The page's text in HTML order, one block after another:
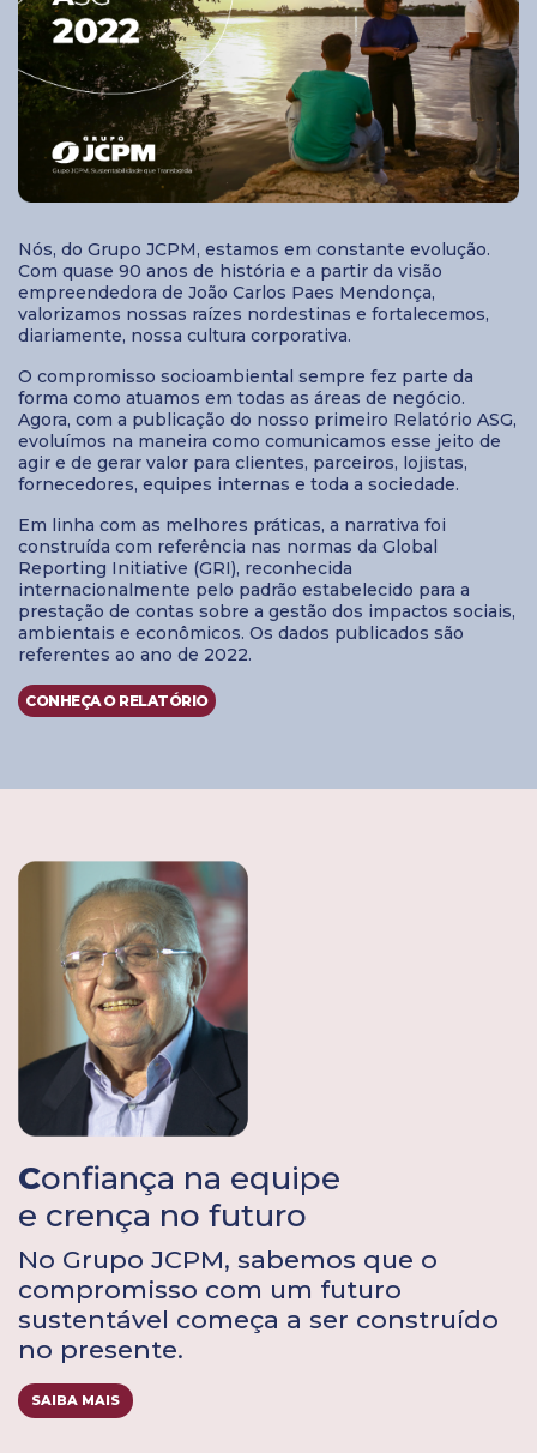
Nós, do Grupo JCPM, estamos em constante evolução.
Com quase 90 anos de história e a partir da visão
empreendedora de João Carlos Paes Mendonça,
valorizamos nossas raízes nordestinas e fortalecemos,
diariamente, nossa cultura corporativa.
O compromisso socioambiental sempre fez parte da
forma como atuamos em todas as áreas de negócio.
Agora, com a publicação do nosso primeiro Relatório ASG,
evoluímos na maneira como comunicamos esse jeito de
agir e de gerar valor para clientes, parceiros, lojistas,
fornecedores, equipes internas e toda a sociedade.
Em linha com as melhores práticas, a narrativa foi
construída com referência nas normas da Global
Reporting Initiative (GRI), reconhecida
internacionalmente pelo padrão estabelecido para a
prestação de contas sobre a gestão dos impactos sociais,
ambientais e econômicos. Os dados publicados são
referentes ao ano de 2022.
CONHEÇA O RELATÓRIO
Confiança na equipe
e crença no futuro
No Grupo JCPM, sabemos que o
compromisso com um futuro
sustentável começa a ser construído
no presente.
SAIBA MAIS